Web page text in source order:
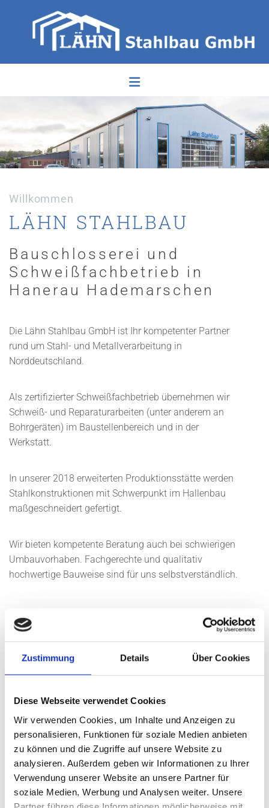
Zustimmung Details Über Cookies
Diese Webseite verwendet Cookies
Wir verwenden Cookies, um Inhalte und Anzeigen zu
personalisieren, Funktionen für soziale Medien anbieten
zu können und die Zugriffe auf unsere Website zu
analysieren. Außerdem geben wir Informationen zu Ihrer
Verwendung unserer Website an unsere Partner für
soziale Medien, Werbung und Analysen weiter. Unsere
Willkommen
LÄHN STAHLBAU
Bauschlosserei und
Schweißfachbetrieb in
Hanerau Hademarschen
Die Lähn Stahlbau GmbH ist Ihr kompetenter Partner
rund um Stahl- und Metallverarbeitung in
Norddeutschland.
Als zertifizierter Schweißfachbetrieb übernehmen wir
Schweiß- und Reparaturarbeiten (unter anderem an
Bohrgeräten) im Baustellenbereich und in der
Werkstatt.
In unserer 2018 erweiterten Produktionsstätte werden
Stahlkonstruktionen mit Schwerpunkt im Hallenbau
maßgeschneidert gefertigt.
Wir bieten kompetente Beratung auch bei schwierigen
Umbauvorhaben. Fachgerechte und qualitativ
hochwertige Bauweise sind für uns selbstverständlich.